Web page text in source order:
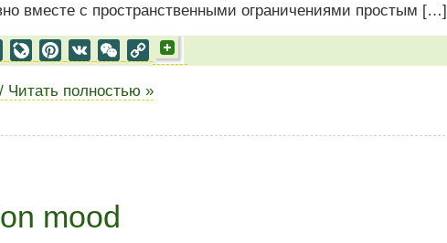
вместе с пространственными ограничениями простым […]
LiveJournal
Pinterest
VK WeChat
Copy
Читать полностью »
mood